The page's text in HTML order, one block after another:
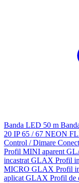
Banda LED 50 m
20 IP 65 / 67 NEON
Control / Dimare
Profil MINI aparent
incastrat GLAX Profil
MICRO GLAX Profil
aplicat GLAX Profil de